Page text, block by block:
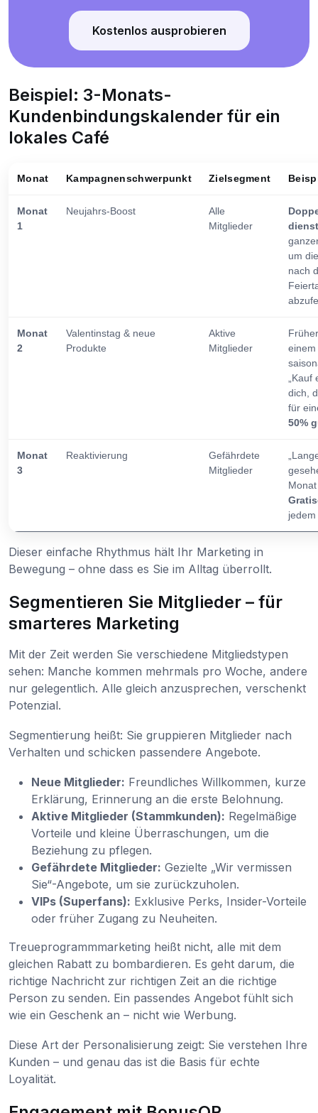
Kostenlos ausprobieren
Beispiel: 3-Monats-
Kundenbindungskalender für ein
lokales Café
Monat Kampagnenschwerpunkt Zielsegment
Monat
1
Neujahrs-Boost
Alle
Mitglieder
um
nach
Monat
2
Valentinstag & neue
Produkte
Aktive
Mitglieder
dich,
für
50%
Monat
3
Reaktivierung
Gefährdete
Mitglieder
Monat
jedem
Dieser einfache Rhythmus hält Ihr Marketing in
Bewegung – ohne dass es Sie im Alltag überrollt.
Segmentieren Sie Mitglieder – für
smarteres Marketing
Mit der Zeit werden Sie verschiedene Mitgliedstypen
sehen: Manche kommen mehrmals pro Woche, andere
nur gelegentlich. Alle gleich anzusprechen, verschenkt
Potenzial.
Segmentierung heißt: Sie gruppieren Mitglieder nach
Verhalten und schicken passendere Angebote.
Neue Mitglieder: Freundliches Willkommen, kurze
Erklärung, Erinnerung an die erste Belohnung.
Aktive Mitglieder (Stammkunden): Regelmäßige
Vorteile und kleine Überraschungen, um die
Beziehung zu pflegen.
Gefährdete Mitglieder: Gezielte „Wir vermissen
Sie“-Angebote, um sie zurückzuholen.
VIPs (Superfans): Exklusive Perks, Insider-Vorteile
oder früher Zugang zu Neuheiten.
Treueprogrammmarketing heißt nicht, alle mit dem
gleichen Rabatt zu bombardieren. Es geht darum, die
richtige Nachricht zur richtigen Zeit an die richtige
Person zu senden. Ein passendes Angebot fühlt sich
wie ein Geschenk an – nicht wie Werbung.
Diese Art der Personalisierung zeigt: Sie verstehen Ihre
Kunden – und genau das ist die Basis für echte
Loyalität.